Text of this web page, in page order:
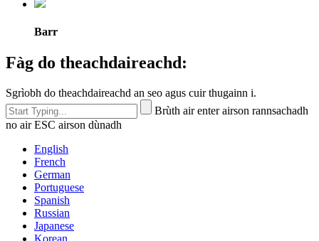
Barr
Fàg do theachdaireachd:
Sgrìobh do theachdaireachd an seo agus cuir thugainn i.
Brùth air enter airson rannsachadh
no air ESC airson dùnadh
English
French
German
Portuguese
Spanish
Russian
Japanese
Korean